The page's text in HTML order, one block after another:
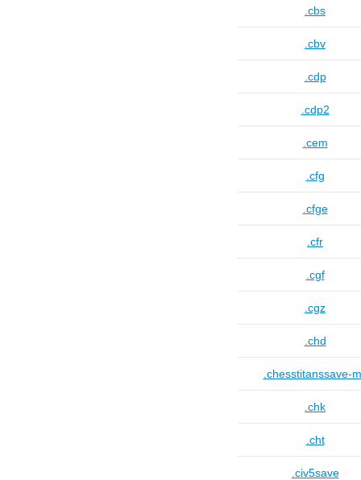
.cbs
.cbv
.cdp
.cdp2
.cem
.cfg
.cfge
.cfr
.cgf
.cgz
.chd
.chesstitanssave-
.chk
.cht
.civ5save